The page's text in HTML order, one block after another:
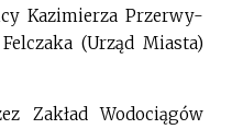
Kazimierza Przerwy-
(Urząd Miasta)
Zakład Wodociągów